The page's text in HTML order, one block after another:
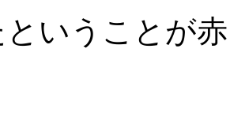
いうことが